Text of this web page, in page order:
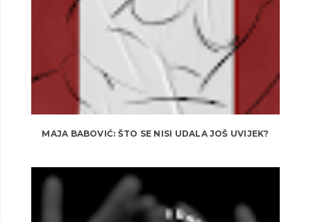
MAJA BABOVIĆ: ŠTO SE NISI UDALA JOŠ UVIJEK?